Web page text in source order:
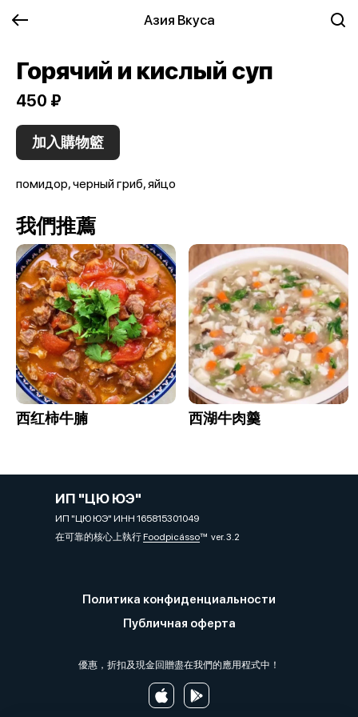
Азия Вкуса
Горячий и кислый суп
450 ₽
加入購物籃
помидор, черный гриб, яйцо
我們推薦
西红柿牛腩 西湖牛肉羹
ИП "ЦЮ ЮЭ"
ИП "ЦЮ ЮЭ" ИНН 165815301049
在可靠的核心上執行Foodpicássover. 3.2
Политика конфиденциальности
Публичная оферта
優惠，折扣及現金回贈盡在我們的應用程式中！